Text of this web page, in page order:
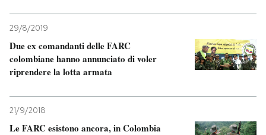
29/8/2019
Due ex comandanti delle FARC
colombiane hanno annunciato di voler
riprendere la lotta armata
21/9/2018
Le FARC esistono ancora, in Colombia